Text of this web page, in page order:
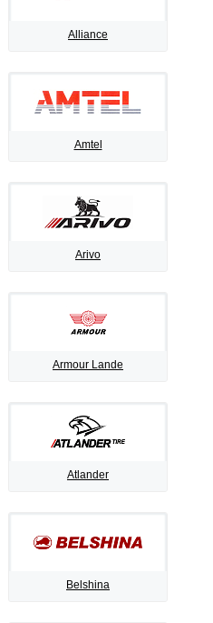
Alliance
Amtel
Arivo
Armour Lande
Atlander
Belshina